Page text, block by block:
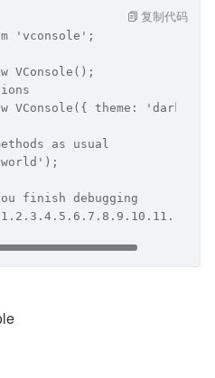
'vconsole';
VConsole();
VConsole({ theme: 'dark'
as usual
finish debugging
复制代码